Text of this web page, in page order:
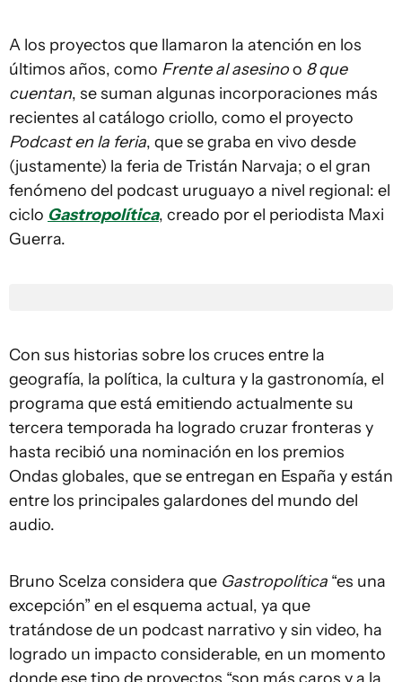
A los proyectos que llamaron la atención en los
últimos años, como Frente al asesinoo 8 que
cuentan, se suman algunas incorporaciones más
recientes al catálogo criollo, como el proyecto
Podcast en la feria, que se graba en vivo desde
(justamente) la feria de Tristán Narvaja; o el gran
fenómeno del podcast uruguayo a nivel regional: el
ciclo Gastropolítica, creado por el periodista Maxi
Guerra.
Con sus historias sobre los cruces entre la
geografía, la política, la cultura y la gastronomía, el
programa que está emitiendo actualmente su
tercera temporada ha logrado cruzar fronteras y
hasta recibió una nominación en los premios
Ondas globales, que se entregan en España y están
entre los principales galardones del mundo del
audio.
Bruno Scelza considera que Gastropolítica “es una
excepción” en el esquema actual, ya que
tratándose de un podcast narrativo y sin video, ha
logrado un impacto considerable, en un momento